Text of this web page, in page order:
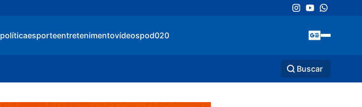
políticaesporteentretenimentovídeospod020
Buscar